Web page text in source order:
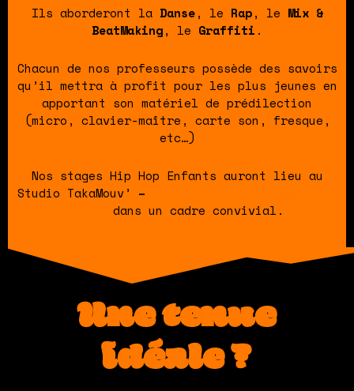
Ils aborderont la Danse, le Rap, le Mix &
BeatMaking, le Graffiti .
Chacun de nos professeurs possède des savoirs
qu’il mettra à profit pour les plus jeunes en
apportant son matériel de prédilection
(micro, clavier-maître, carte son, fresque,
etc…)
Nos stages Hip Hop Enfants auront lieu au
Studio TakaMouv’ –
dans un cadre convivial.
Une tenue
idéale ?